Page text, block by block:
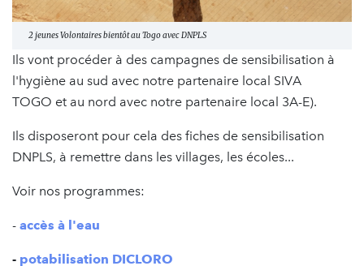
2 jeunes Volontaires bientôt au Togo avec DNPLS
Ils vont procéder à des campagnes de sensibilisation à
l'hygiène au sud avec notre partenaire local SIVA
TOGO et au nord avec notre partenaire local 3A-E).
Ils disposeront pour cela des fiches de sensibilisation
DNPLS, à remettre dans les villages, les écoles...
Voir nos programmes:
- accès à l'eau
- potabilisation DICLORO